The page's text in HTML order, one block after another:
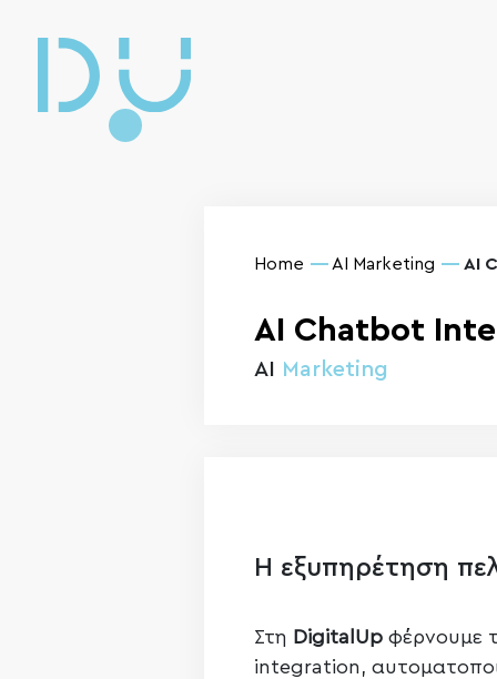
Home AI Marketing AI
AI Chatbot
AI Marketing
Η εξυπηρέτηση
Στη DigitalUpφέρνουμε
integration,